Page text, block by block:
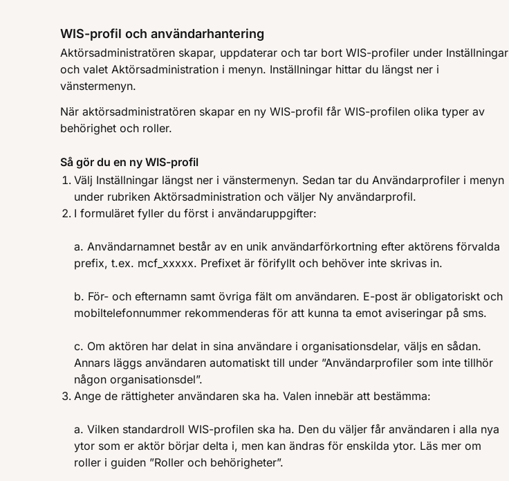
WIS-profil och användarhantering
Aktörsadministratören skapar, uppdaterar och tar bort WIS-profiler under Inställningar
och valet Aktörsadministration i menyn. Inställningar hittar du längst ner i
vänstermenyn.
När aktörsadministratören skapar en ny WIS-profil får WIS-profilen olika typer av
behörighet och roller.
Så gör du en ny WIS-profil
Välj Inställningar längst ner i vänstermenyn. Sedan tar du Användarprofiler i menyn
under rubriken Aktörsadministration och väljer Ny användarprofil.
I formuläret fyller du först i användaruppgifter:
a. Användarnamnet består av en unik användarförkortning efter aktörens förvalda
prefix, t.ex. mcf_xxxxx. Prefixet är förifyllt och behöver inte skrivas in.
b. För- och efternamn samt övriga fält om användaren. E-post är obligatoriskt och
mobiltelefonnummer rekommenderas för att kunna ta emot aviseringar på sms.
c. Om aktören har delat in sina användare i organisationsdelar, väljs en sådan.
Annars läggs användaren automatiskt till under ”Användarprofiler som inte tillhör
någon organisationsdel”.
Ange de rättigheter användaren ska ha. Valen innebär att bestämma:
a. Vilken standardroll WIS-profilen ska ha. Den du väljer får användaren i alla nya
ytor som er aktör börjar delta i, men kan ändras för enskilda ytor. Läs mer om
roller i guiden ”Roller och behörigheter”.